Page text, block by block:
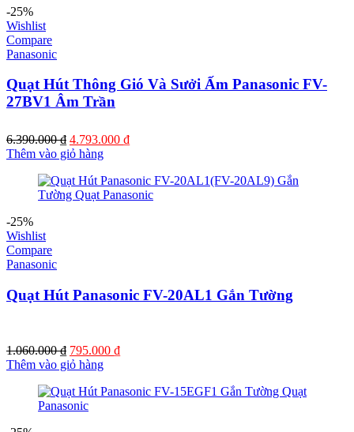
-25%
Wishlist
Compare
Panasonic
Quạt Hút Thông Gió Và Sưởi Ấm Panasonic FV-
27BV1 Âm Trần
6.390.000₫ Giá
gốc
6.390.000 ₫.
4.793.000 ₫Giá
là:
4.793.000 ₫.
Thêm vào giỏ hàng
-25%
Wishlist
Compare
Panasonic
Quạt Hút Panasonic FV-20AL1 Gắn Tường
1.060.000₫ Giá
gốc
1.060.000 ₫.
795.000 ₫Giá
là:
Thêm vào giỏ hàng